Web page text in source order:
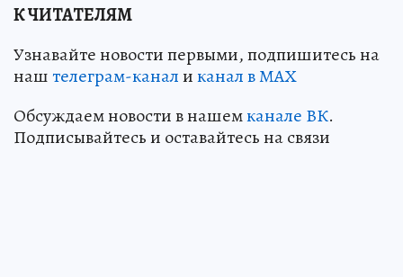
К ЧИТАТЕЛЯМ
Узнавайте новости первыми, подпишитесь на
наштелеграм-каналиканал в МАХ
Обсуждаем новости в нашемканале ВК.
Подписывайтесь и оставайтесь на связи